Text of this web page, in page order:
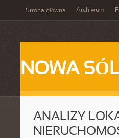
Strona główna Archiwum
NOWA
ANALIZY